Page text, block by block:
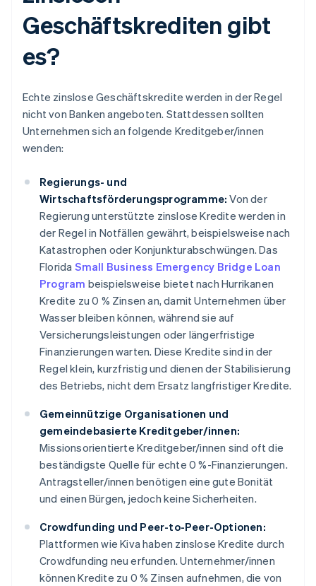
Geschäftskrediten gibt
es?
Echte zinslose Geschäftskredite werden in der Regel
nicht von Banken angeboten. Stattdessen sollten
Unternehmen sich an folgende Kreditgeber/innen
wenden:
Regierungs- und
Wirtschaftsförderungsprogramme: Von der
Regierung unterstützte zinslose Kredite werden in
der Regel in Notfällen gewährt, beispielsweise nach
Katastrophen oder Konjunkturabschwüngen. Das
Florida Small Business Emergency Bridge Loan
Program beispielsweise bietet nach Hurrikanen
Kredite zu 0 % Zinsen an, damit Unternehmen über
Wasser bleiben können, während sie auf
Versicherungsleistungen oder längerfristige
Finanzierungen warten. Diese Kredite sind in der
Regel klein, kurzfristig und dienen der Stabilisierung
des Betriebs, nicht dem Ersatz langfristiger Kredite.
Gemeinnützige Organisationen und
gemeindebasierte Kreditgeber/innen:
Missionsorientierte Kreditgeber/innen sind oft die
beständigste Quelle für echte 0 %-Finanzierungen.
Antragsteller/innen benötigen eine gute Bonität
und einen Bürgen, jedoch keine Sicherheiten.
Crowdfunding und Peer-to-Peer-Optionen:
Plattformen wie Kiva haben zinslose Kredite durch
Crowdfunding neu erfunden. Unternehmer/innen
können Kredite zu 0 % Zinsen aufnehmen, die von